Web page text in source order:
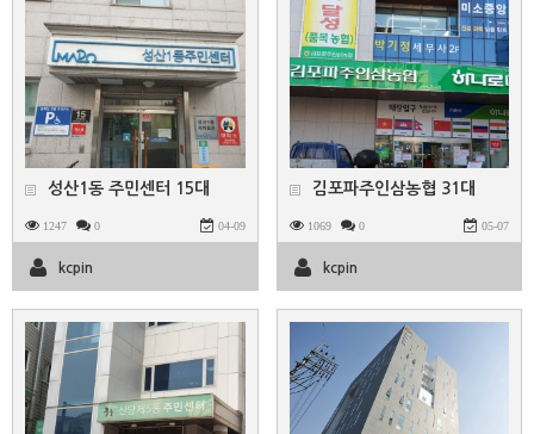
성산1동 주민센터 15대
1247 0 04-09
kcpin
김포파주인삼농협 31대
1069 0 05-07
kcpin